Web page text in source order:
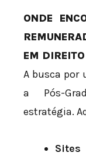
ONDE
EM DIREITO
A busca por
a Pós-
estratégia.
Sites